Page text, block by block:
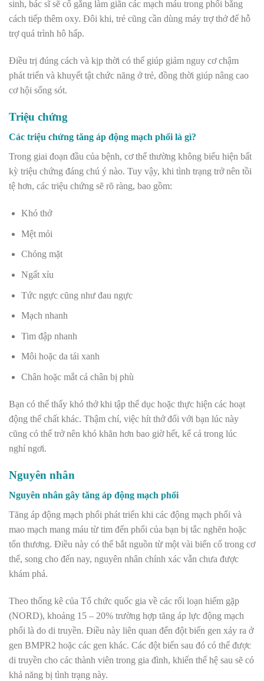
sinh, bác sĩ sẽ cố gắng làm giãn các mạch máu trong phổi bằng
cách tiếp thêm oxy. Đôi khi, trẻ cũng cần dùng máy trợ thở để hỗ
trợ quá trình hô hấp.
Điều trị đúng cách và kịp thời có thể giúp giảm nguy cơ chậm
phát triển và khuyết tật chức năng ở trẻ, đồng thời giúp nâng cao
cơ hội sống sót.
Triệu chứng
Các triệu chứng tăng áp động mạch phổi là gì?
Trong giai đoạn đầu của bệnh, cơ thể thường không biểu hiện bất
kỳ triệu chứng đáng chú ý nào. Tuy vậy, khi tình trạng trở nên tồi
tệ hơn, các triệu chứng sẽ rõ ràng, bao gồm:
Khó thở
Mệt mỏi
Chóng mặt
Ngất xỉu
Tức ngực cũng như đau ngực
Mạch nhanh
Tim đập nhanh
Môi hoặc da tái xanh
Chân hoặc mắt cá chân bị phù
Bạn có thể thấy khó thở khi tập thể dục hoặc thực hiện các hoạt
động thể chất khác. Thậm chí, việc hít thở đối với bạn lúc này
cũng có thể trở nên khó khăn hơn bao giờ hết, kể cả trong lúc
nghỉ ngơi.
Nguyên nhân
Nguyên nhân gây tăng áp động mạch phổi
Tăng áp động mạch phổi phát triển khi các động mạch phổi và
mao mạch mang máu từ tim đến phổi của bạn bị tắc nghẽn hoặc
tổn thương. Điều này có thể bắt nguồn từ một vài biến cố trong cơ
thể, song cho đến nay, nguyên nhân chính xác vẫn chưa được
khám phá.
Theo thống kê của Tổ chức quốc gia về các rối loạn hiếm gặp
(NORD), khoảng 15 – 20% trường hợp tăng áp lực động mạch
phổi là do di truyền. Điều này liên quan đến đột biến gen xảy ra ở
gen BMPR2 hoặc các gen khác. Các đột biến sau đó có thể được
di truyền cho các thành viên trong gia đình, khiến thế hệ sau sẽ có
khả năng bị tình trạng này.